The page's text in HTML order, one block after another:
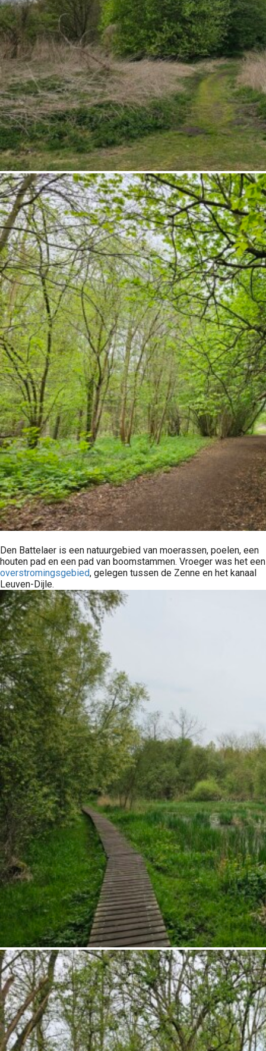
Den Battelaer is een natuurgebied van moerassen, poelen, een
houten pad en een pad van boomstammen. Vroeger was het een
overstromingsgebied, gelegen tussen de Zenne en het kanaal
Leuven-Dijle.